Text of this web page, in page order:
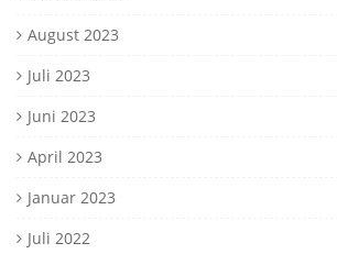
August 2023
Juli 2023
Juni 2023
April 2023
Januar 2023
Juli 2022